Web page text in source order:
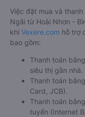
Việc đặt mua và
Ngãi từ Hoài Nhơn -
khi Vexere.com hỗ trợ
bao gồm:
Thanh toán
siêu thị gần nhà.
Thanh toán
Card, JCB).
Thanh toán
tuyến (Internet